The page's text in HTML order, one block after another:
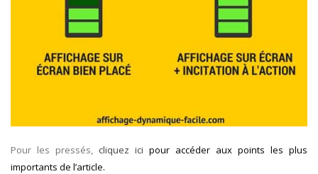
Pour les pressés, cliquez ici pour accéder aux points les plus
importants de l’article.